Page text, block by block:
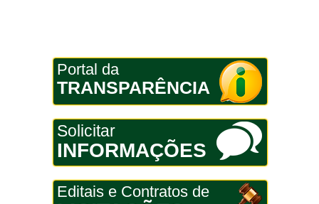
Portal da
TRANSPARÊNCIA
Solicitar
INFORMAÇÕES
Editais e Contratos de